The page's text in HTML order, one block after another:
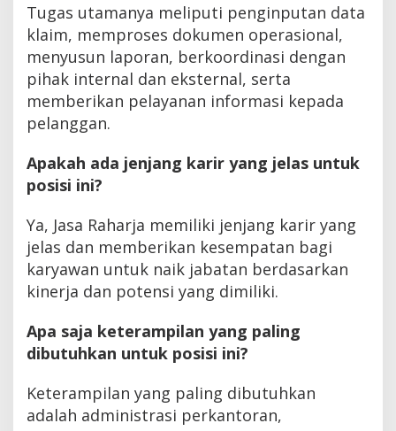
Tugas utamanya meliputi penginputan data
klaim, memproses dokumen operasional,
menyusun laporan, berkoordinasi dengan
pihak internal dan eksternal, serta
memberikan pelayanan informasi kepada
pelanggan.
Apakah ada jenjang karir yang jelas untuk
posisi ini?
Ya, Jasa Raharja memiliki jenjang karir yang
jelas dan memberikan kesempatan bagi
karyawan untuk naik jabatan berdasarkan
kinerja dan potensi yang dimiliki.
Apa saja keterampilan yang paling
dibutuhkan untuk posisi ini?
Keterampilan yang paling dibutuhkan
adalah administrasi perkantoran,